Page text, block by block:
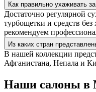
Как правильно ухаживать
Достаточно регулярной
турбощетки и средств
рекомендуем
Из каких стран
В нашей коллекции
Афганистана, Непала и
Наши салоны в